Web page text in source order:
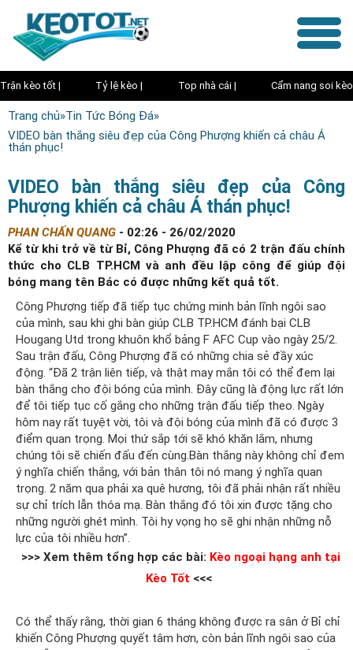
Trận kèo tốt | Tỷ lệ kèo | Top nhà cái | Cẩm nang soi kèo
Trang chủ»Tin Tức Bóng Đá»
VIDEO bàn thắng siêu đẹp của Công Phượng khiến cả châu Á
thán phục!
VIDEO bàn thắng siêu đẹp của Công
Phượng khiến cả châu Á thán phục!
PHAN CHẤN QUANG - 02:26 - 26/02/2020
Kể từ khi trở về từ Bỉ, Công Phượng đã có 2 trận đấu chính
thức cho CLB TP.HCM và anh đều lập công để giúp đội
bóng mang tên Bác có được những kết quả tốt.
Công Phượng tiếp đã tiếp tục chứng minh bản lĩnh ngôi sao
của mình, sau khi ghi bàn giúp CLB TP.HCM đánh bại CLB
Hougang Utd trong khuôn khổ bảng F AFC Cup vào ngày 25/2.
Sau trận đấu, Công Phượng đã có những chia sẻ đầy xúc
động. “Đã 2 trận liên tiếp, và thật may mắn tôi có thể đem lại
bàn thắng cho đội bóng của mình. Đây cũng là động lực rất lớn
để tôi tiếp tục cố gắng cho những trận đấu tiếp theo. Ngày
hôm nay rất tuyệt vời, tôi và đội bóng của mình đã có được 3
điểm quan trọng. Mọi thứ sắp tới sẽ khó khăn lắm, nhưng
chúng tôi sẽ chiến đấu đến cùng.Bàn thắng này không chỉ đem
ý nghĩa chiến thắng, với bản thân tôi nó mang ý nghĩa quan
trọng. 2 năm qua phải xa quê hương, tôi đã phải nhận rất nhiều
sự chỉ trích lẫn thóa mạ. Bàn thắng đó tôi xin được tặng cho
những người ghét mình. Tôi hy vọng họ sẽ ghi nhận những nỗ
lực của tôi nhiều hơn”.
>>> Xem thêm tổng hợp các bài: Kèo ngoại hạng anh tại
Kèo Tốt <<<
Có thể thấy rằng, thời gian 6 tháng không được ra sân ở Bỉ chỉ
khiến Công Phượng quyết tâm hơn, còn bản lĩnh ngôi sao của